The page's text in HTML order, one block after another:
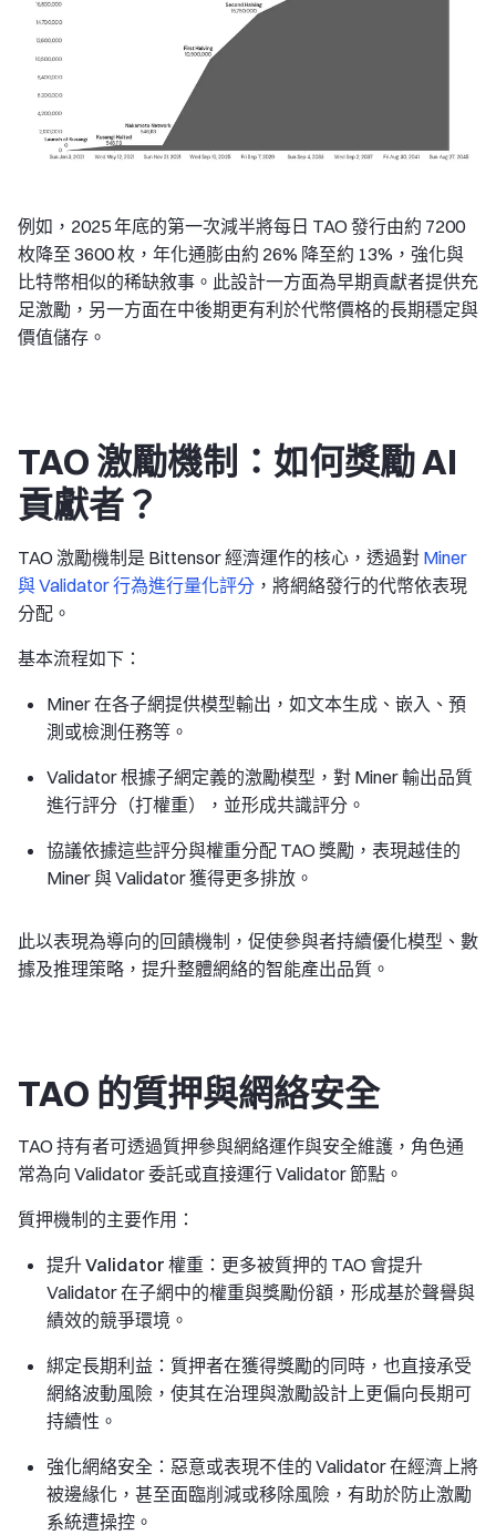
例如，2025 年底的第一次減半將每日 TAO 發行由約 7200
枚降至 3600 枚，年化通膨由約 26% 降至約 13%，強化與
比特幣相似的稀缺敘事。此設計一方面為早期貢獻者提供充
足激勵，另一方面在中後期更有利於代幣價格的長期穩定與
價值儲存。
TAO 激勵機制：如何獎勵 AI
貢獻者？
TAO 激勵機制是 Bittensor 經濟運作的核心，透過對 Miner
與 Validator 行為進行量化評分 ，將網絡發行的代幣依表現
分配。
基本流程如下：
Miner 在各子網提供模型輸出，如文本生成、嵌入、預
測或檢測任務等。
Validator 根據子網定義的激勵模型，對 Miner 輸出品質
進行評分（打權重），並形成共識評分。
協議依據這些評分與權重分配 TAO 獎勵，表現越佳的
Miner 與 Validator 獲得更多排放。
此以表現為導向的回饋機制，促使參與者持續優化模型、數
據及推理策略，提升整體網絡的智能產出品質。
TAO 的質押與網絡安全
TAO 持有者可透過質押參與網絡運作與安全維護，角色通
常為向 Validator 委託或直接運行 Validator 節點。
質押機制的主要作用：
提升 Validator 權重 ：更多被質押的 TAO 會提升
Validator 在子網中的權重與獎勵份額，形成基於聲譽與
績效的競爭環境。
綁定長期利益 ：質押者在獲得獎勵的同時，也直接承受
網絡波動風險，使其在治理與激勵設計上更偏向長期可
持續性。
強化網絡安全 ：惡意或表現不佳的 Validator 在經濟上將
被邊緣化，甚至面臨削減或移除風險，有助於防止激勵
系統遭操控。